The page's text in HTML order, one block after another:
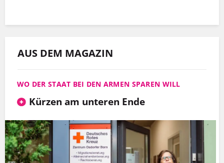
AUS DEM MAGAZIN
WO DER STAAT BEI DEN ARMEN SPAREN WILL
Kürzen am unteren Ende